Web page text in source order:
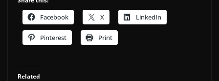
Facebook X LinkedIn
Pinterest Print
Related